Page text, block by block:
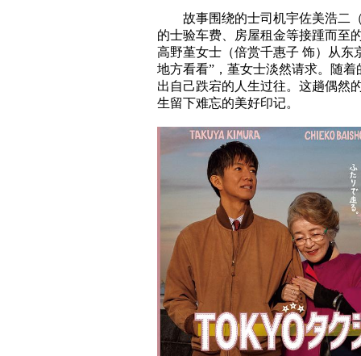
故事围绕的士司机宇佐美浩二（
的士验车费、房屋租金等接踵而
高野堇女士（倍赏千惠子 饰）从东
地方看看”，堇女士淡然请求。随
出自己跌宕的人生过往。这趟偶然
生留下难忘的美好印记。